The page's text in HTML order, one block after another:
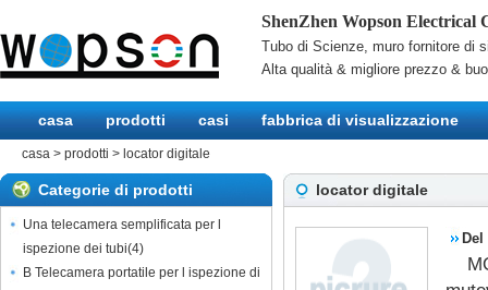
ShenZhen Wopson Electrical
Tubo di Scienze, muro fornitore di
Alta qualità & migliore prezzo &
casa prodotti casi fabbrica di visualizzazione
casa > prodotti > locator digitale
Categorie di prodotti
Una telecamera semplificata per l
ispezione dei tubi(4)
B Telecamera portatile per l ispezione di
locator digitale